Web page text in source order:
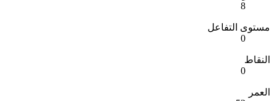
8
مستوى التفاعل
0
النقاط
0
العمر